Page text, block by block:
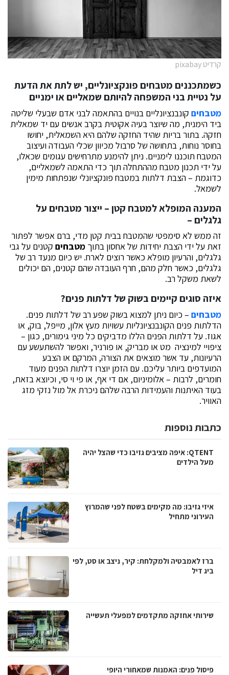
קרדיט pixabay
כשמתכננים מטבחים פונקציונליים, יש לתת את הדעת
על נטיית בני המשפחה להיותם שמאליים או ימניים
מטבחים קונבנציונליים בנויים בהתאמה לבני אדם שבעלי שליטה
ביד הימנית, מה שיוצר בעיה אקוטית בקרב אנשים עם יד שמאלית
חזקה. בתור בריות שהיד החזקה שלהם היא השמאלית, יחושו
בחוסר נוחות, בתחושה של סרבול מכיוון שכלי העבודה ועיצוב
המטבח תוכננו לימניים. ניתן להימנע מתרחישים עגומים שכאלו,
על ידי תכנון מטבח מההתחלה תוך כדי התאמה לשמאליים,
כדוגמת – הצבת דלתות במטבח פונקציונלי שנפתחות מימין
לשמאל.
המענה המופלא למטבח קטן – ייצור מטבחים על
גלגלים –
זה ממש לא סימפטי שהמטבח בבית קטן מדי, ברם אפשר לפתור
זאת על ידי הצבת יחידות של אחסון בתוך מטבחים קטנים על גבי
גלגלים, והרעיון מופלא כאשר רוצים לארח. יש כיום מנעד רב של
גלגלים, כאשר חלק מהם, חרף העובדה שהם קטנים, הם יכולים
לשאת משקל רב.
איזה סוגים קיימים בשוק של דלתות פנים?
מטבחים – כיום ניתן למצוא בשוק שפע רב של דלתות פנים.
הדלתות פנים הקונבנציונליות עשויות מעץ אלון, מייפל, בוק, או
אגוז. על דלתות הפנים הללו מדביקים כל מיני גימורים, כגון –
ציפויי למינציה מט או מבריק, או פורניר, ואפשר להשתעשע עם
הרעיונות, עד אשר מוצאים את הצורה, המרקם או הצבע
המועדפים ביותר עליכם. עם הזמן יוצרו דלתות הפנים מעוד
חומרים, לרבות – אלומיניום, אם די אף, או פי וי סי, וכיוצא בזאת,
בעוד האיתנות והעמידות הרבה שלהם ניכרת אל מול נזקי מזג
האוויר.
כתבות נוספות
QTENT: איפה מציבים גזיבו כדי שהצל יהיה
מעל הילדים
איזי גזיבו: מה מקימים בשטח לפני שהמרוץ
העירוני מתחיל
ברז לאמבטיה ולמקלחת: קיר, ניצב או סט, לפי
ביג דיל
שירותי אחזקה מתקדמים למפעלי תעשייה
פיסול פנים: האמנות שמאחורי היופי